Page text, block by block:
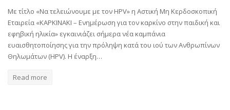
Με τίτλο «Να τελειώνουμε με τον ΗPV» η Αστική Μη Κερδοσκοπική
Εταιρεία «ΚΑΡΚΙΝΑΚΙ – Ενημέρωση για τον καρκίνο στην παιδική και
εφηβική ηλικία» εγκαινιάζει σήμερα νέα καμπάνια
ευαισθητοποίησης για την πρόληψη κατά του ιού των Ανθρωπίνων
Θηλωμάτων (HPV). Η έναρξη…
Read more